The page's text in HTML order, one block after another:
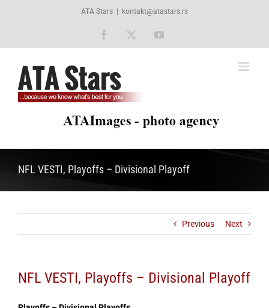
ATA Stars kontakt@atastars.rs
Facebook YouTube
NFL VESTI, Playoffs – Divisional Playoff
Previous Next
NFL VESTI, Playoffs – Divisional Playoff